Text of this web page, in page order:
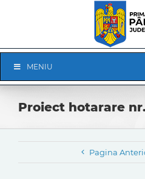
Navigation
MENIU
Proiect hotarare
Pagina